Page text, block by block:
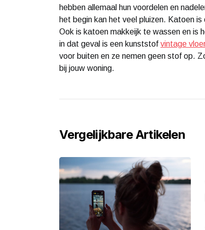
hebben allemaal hun voordelen en
het begin kan het veel pluizen. Katoen
Ook is katoen makkeijk te wassen en is
in dat geval is een kunststof vintage
voor buiten en ze nemen geen stof op.
bij jouw woning.
Vergelijkbare Artikelen